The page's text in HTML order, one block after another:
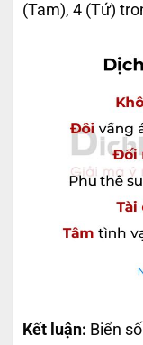
(Tam), 4 (Tứ)
Kết luận: Biển